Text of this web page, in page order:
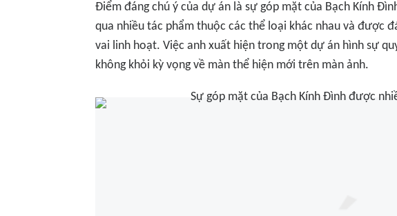
Điểm đáng chú ý của dự án là sự góp mặt của Bạch Kính
qua nhiều tác phẩm thuộc các thể loại khác nhau và được
vai linh hoạt. Việc anh xuất hiện trong một dự án hình sự
không khỏi kỳ vọng về màn thể hiện mới trên màn ảnh.